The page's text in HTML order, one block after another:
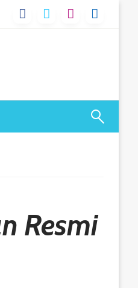
Resmi